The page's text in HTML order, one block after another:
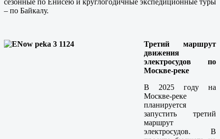
сезонные по Енисею и круглогодичные экспедиционные туры
– по Байкалу.
Третий маршрут
движения
электросудов по
Москве-реке
В 2025 году на
Москве-реке
планируется
запустить третий
маршрут
электросудов. В